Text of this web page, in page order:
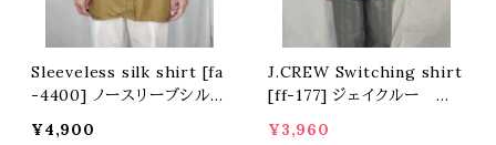
Sleeveless silk shirt [fa
-4400] ノースリーブシルク
¥4,900
J.CREW Switching shirt
[ff-177] ジェイクルー 切
¥3,960